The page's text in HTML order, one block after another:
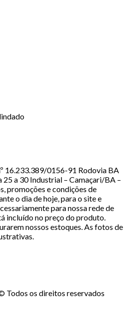
16.233.389/0156-91 Rodovia BA
25 a 30 Industrial – Camaçari/BA –
promoções e condições de
o dia de hoje, para o site e
para nossa rede de
incluído no preço do produto.
nossos estoques. As fotos de
Todos os direitos reservados